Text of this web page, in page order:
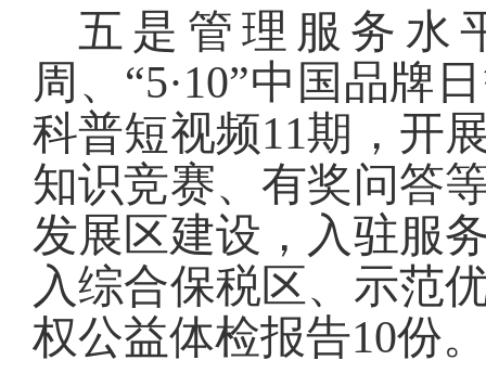
五是管理服务水
周、“5·10”中国品牌
科普短视频11期，开
知识竞赛、有奖问答
发展区建设，入驻服
入综合保税区、示范
权公益体检报告10份